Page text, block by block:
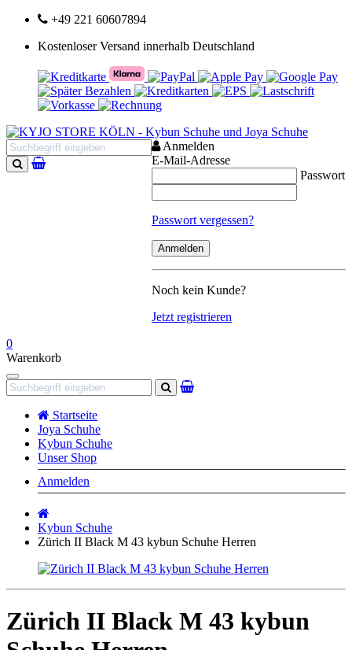
+49 221 60607894
Kostenloser Versand innerhalb Deutschland
Suchen
Anmelden
E-Mail-Adresse
Passwort
Passwort vergessen?
Noch kein Kunde?
Jetzt registrieren
0
Warenkorb
Navigation
Suchen
Startseite
Joya Schuhe
Kybun Schuhe
Unser Shop
Anmelden
Kybun Schuhe
Zürich II Black M 43 kybun Schuhe Herren
Zürich II Black M 43 kybun